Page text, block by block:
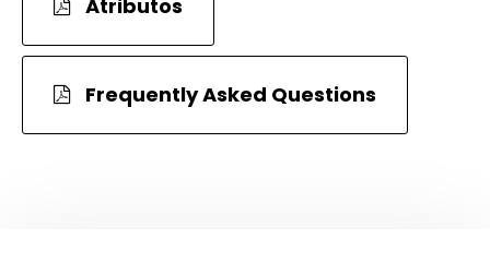
Atributos
Frequently Asked Questions